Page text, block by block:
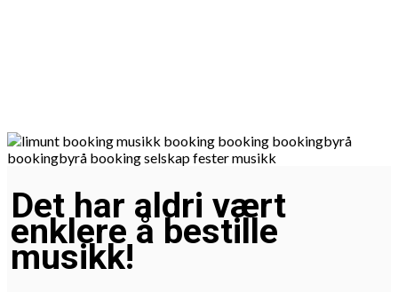
Det har aldri vært
enklere å bestille
musikk!